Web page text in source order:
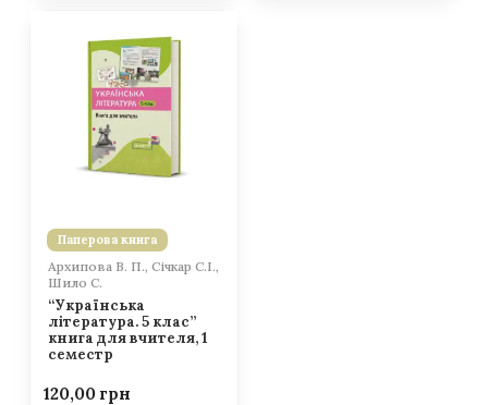
Паперова книга
Архипова В. П., Січкар С.І.,
Шило С.
“Українська
література. 5 клас”
книга для вчителя, 1
семестр
120,00